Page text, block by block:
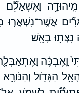
וָאֶשְׁאָלֵ֞ם
בָאֵֽשׁ׃
וָֽאֶבְכֶּ֔ה
הַגָּדֹ֖ול